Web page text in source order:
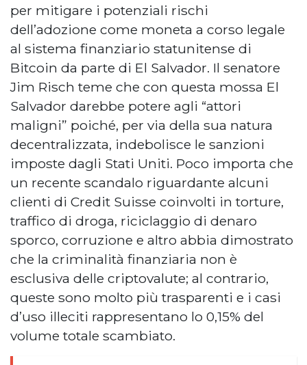
per mitigare i potenziali rischi
dell’adozione come moneta a corso legale
al sistema finanziario statunitense di
Bitcoin da parte di El Salvador. Il senatore
Jim Risch teme che con questa mossa El
Salvador darebbe potere agli “attori
maligni” poiché, per via della sua natura
decentralizzata, indebolisce le sanzioni
imposte dagli Stati Uniti. Poco importa che
un recente scandalo riguardante alcuni
clienti di Credit Suisse coinvolti in torture,
traffico di droga, riciclaggio di denaro
sporco, corruzione e altro abbia dimostrato
che la criminalità finanziaria non è
esclusiva delle criptovalute; al contrario,
queste sono molto più trasparenti e i casi
d’uso illeciti rappresentano lo 0,15% del
volume totale scambiato.